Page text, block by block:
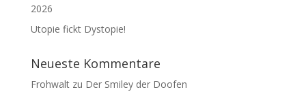
2026
Utopie fickt Dystopie!
Neueste Kommentare
Frohwaltzu Der Smiley der Doofen